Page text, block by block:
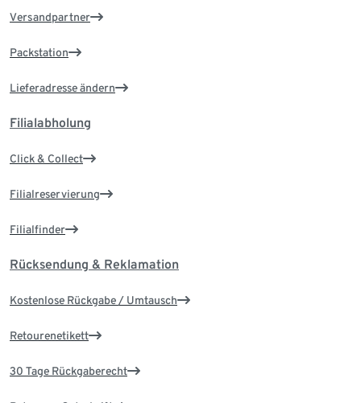
Versandpartner
Packstation
Lieferadresse ändern
Filialabholung
Click & Collect
Filialreservierung
Filialfinder
Rücksendung & Reklamation
Kostenlose Rückgabe / Umtausch
Retourenetikett
30 Tage Rückgaberecht